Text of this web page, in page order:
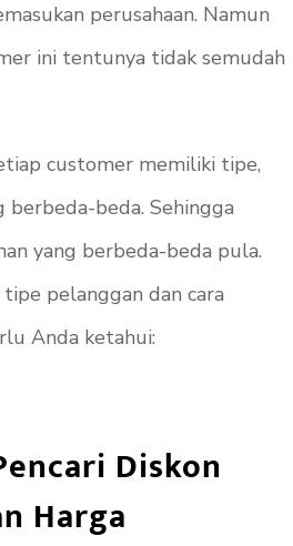
perusahaan. Namun
ini tentunya tidak semudah
customer memiliki tipe,
berbeda-beda. Sehingga
yang berbeda-beda pula.
pelanggan dan cara
Anda ketahui:
Diskon
Harga